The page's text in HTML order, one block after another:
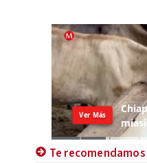
Te recomendamos